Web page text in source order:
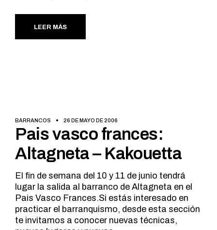
LEER MÁS
BARRANCOS 26 DE MAYO DE 2006
Pais vasco frances:
Altagneta – Kakouetta
El fin de semana del 10 y 11 de junio tendrá
lugar la salida al barranco de Altagneta en el
Pais Vasco Frances.Si estás interesado en
practicar el barranquismo, desde esta sección
te invitamos a conocer nuevas técnicas,